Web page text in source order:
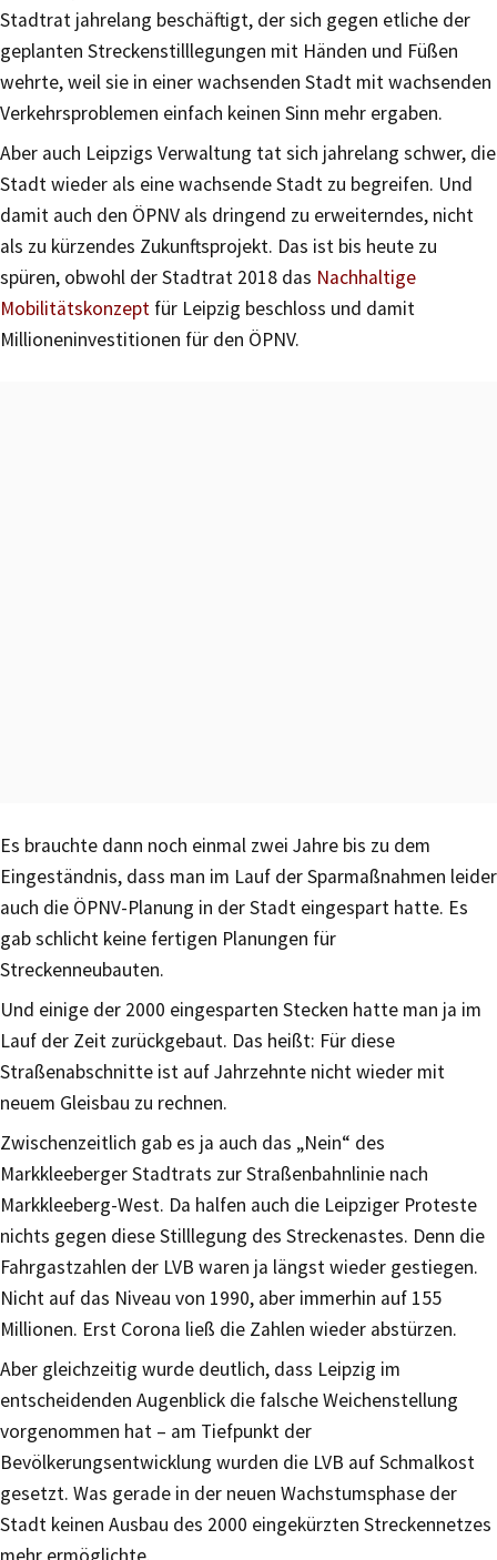
Stadtrat jahrelang beschäftigt, der sich gegen etliche der
geplanten Streckenstilllegungen mit Händen und Füßen
wehrte, weil sie in einer wachsenden Stadt mit wachsenden
Verkehrsproblemen einfach keinen Sinn mehr ergaben.
Aber auch Leipzigs Verwaltung tat sich jahrelang schwer, die
Stadt wieder als eine wachsende Stadt zu begreifen. Und
damit auch den ÖPNV als dringend zu erweiterndes, nicht
als zu kürzendes Zukunftsprojekt. Das ist bis heute zu
spüren, obwohl der Stadtrat 2018 das Nachhaltige
Mobilitätskonzept für Leipzig beschloss und damit
Millioneninvestitionen für den ÖPNV.
Es brauchte dann noch einmal zwei Jahre bis zu dem
Eingeständnis, dass man im Lauf der Sparmaßnahmen leider
auch die ÖPNV-Planung in der Stadt eingespart hatte. Es
gab schlicht keine fertigen Planungen für
Streckenneubauten.
Und einige der 2000 eingesparten Stecken hatte man ja im
Lauf der Zeit zurückgebaut. Das heißt: Für diese
Straßenabschnitte ist auf Jahrzehnte nicht wieder mit
neuem Gleisbau zu rechnen.
Zwischenzeitlich gab es ja auch das „Nein“ des
Markkleeberger Stadtrats zur Straßenbahnlinie nach
Markkleeberg-West. Da halfen auch die Leipziger Proteste
nichts gegen diese Stilllegung des Streckenastes. Denn die
Fahrgastzahlen der LVB waren ja längst wieder gestiegen.
Nicht auf das Niveau von 1990, aber immerhin auf 155
Millionen. Erst Corona ließ die Zahlen wieder abstürzen.
Aber gleichzeitig wurde deutlich, dass Leipzig im
entscheidenden Augenblick die falsche Weichenstellung
vorgenommen hat – am Tiefpunkt der
Bevölkerungsentwicklung wurden die LVB auf Schmalkost
gesetzt. Was gerade in der neuen Wachstumsphase der
Stadt keinen Ausbau des 2000 eingekürzten Streckennetzes
mehr ermöglichte.